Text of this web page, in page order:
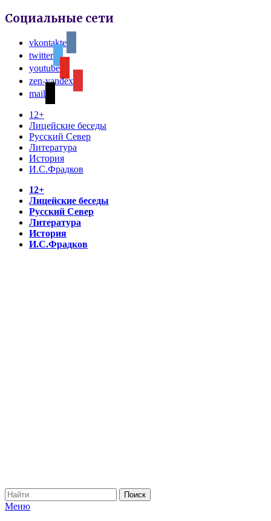
Социальные сети
vkontakte
twitter
youtube
zen-yandex
mail
12+
Лицейские беседы
Русский Север
Литература
История
И.С.Фрадков
12+
Лицейские беседы
Русский Север
Литература
История
И.С.Фрадков
Меню